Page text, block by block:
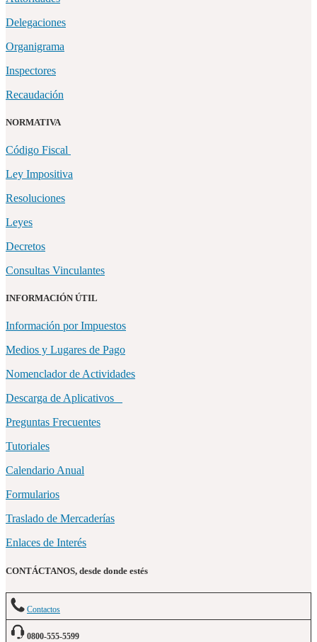
Delegaciones
Organigrama
Inspectores
Recaudación
NORMATIVA
Código Fiscal
Ley Impositiva
Resoluciones
Leyes
Decretos
Consultas Vinculantes
INFORMACIÓN ÚTIL
Información por Impuestos
Medios y Lugares de Pago
Nomenclador de Actividades
Descarga de Aplicativos
Preguntas Frecuentes
Tutoriales
Calendario Anual
Formularios
Traslado de Mercaderías
Enlaces de Interés
CONTÁCTANOS, desde donde estés
Contactos
0800-555-5599